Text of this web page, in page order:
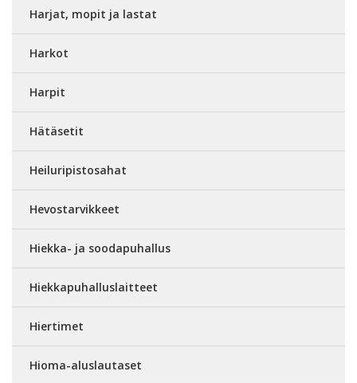
Harjat, mopit ja lastat
Harkot
Harpit
Hätäsetit
Heiluripistosahat
Hevostarvikkeet
Hiekka- ja soodapuhallus
Hiekkapuhalluslaitteet
Hiertimet
Hioma-aluslautaset